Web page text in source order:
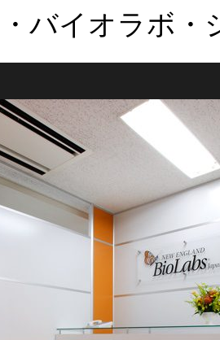
バイオラボ・